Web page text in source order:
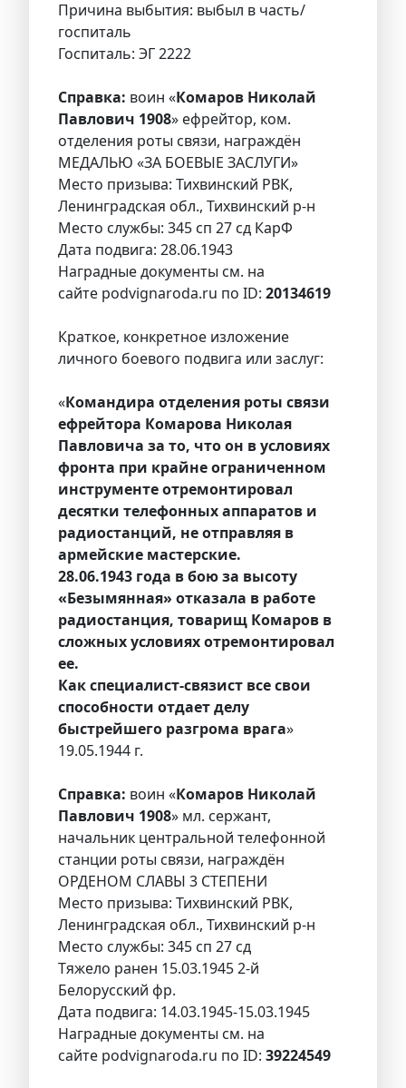
Причина выбытия: выбыл в часть/
госпиталь
Госпиталь: ЭГ 2222
Справка: воин «Комаров Николай
Павлович 1908» ефрейтор, ком.
отделения роты связи, награждён
МЕДАЛЬЮ «ЗА БОЕВЫЕ ЗАСЛУГИ»
Место призыва: Тихвинский РВК,
Ленинградская обл., Тихвинский р-н
Место службы: 345 сп 27 сд КарФ
Дата подвига: 28.06.1943
Наградные документы см. на
сайте podvignaroda.ru по ID: 20134619
Краткое, конкретное изложение
личного боевого подвига или заслуг:
«Командира отделения роты связи
ефрейтора Комарова Николая
Павловича за то, что он в условиях
фронта при крайне ограниченном
инструменте отремонтировал
десятки телефонных аппаратов и
радиостанций, не отправляя в
армейские мастерские.
28.06.1943 года в бою за высоту
«Безымянная» отказала в работе
радиостанция, товарищ Комаров в
сложных условиях отремонтировал
ее.
Как специалист-связист все свои
способности отдает делу
быстрейшего разгрома врага»
19.05.1944 г.
Справка: воин «Комаров Николай
Павлович 1908» мл. сержант,
начальник центральной телефонной
станции роты связи, награждён
ОРДЕНОМ СЛАВЫ 3 СТЕПЕНИ
Место призыва: Тихвинский РВК,
Ленинградская обл., Тихвинский р-н
Место службы: 345 сп 27 сд
Тяжело ранен 15.03.1945 2-й
Белорусский фр.
Дата подвига: 14.03.1945-15.03.1945
Наградные документы см. на
сайте podvignaroda.ru по ID: 39224549